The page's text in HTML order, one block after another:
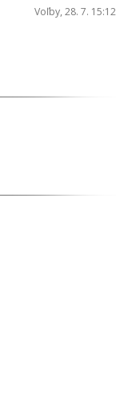
Voľby, 28. 7. 15:12